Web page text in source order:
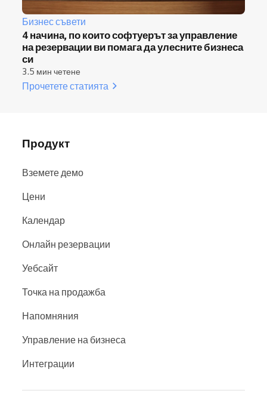
Бизнес съвети
4 начина, по които софтуерът за управление
на резервации ви помага да улесните бизнеса
си
3.5 мин четене
Прочетете статията
Продукт
Вземете демо
Цени
Календар
Онлайн резервации
Уебсайт
Точка на продажба
Напомняния
Управление на бизнеса
Интеграции